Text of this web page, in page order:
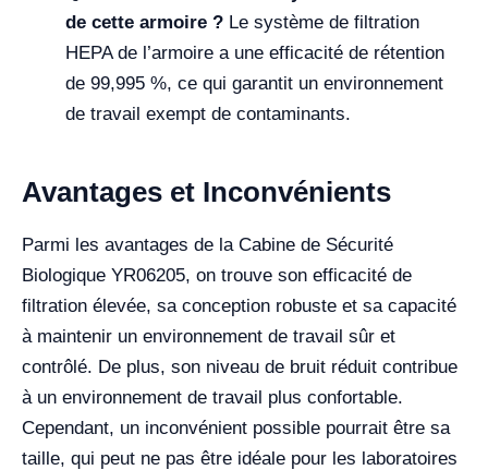
de cette armoire ? Le système de filtration
HEPA de l’armoire a une efficacité de rétention
de 99,995 %, ce qui garantit un environnement
de travail exempt de contaminants.
Avantages et Inconvénients
Parmi les avantages de la Cabine de Sécurité
Biologique YR06205, on trouve son efficacité de
filtration élevée, sa conception robuste et sa capacité
à maintenir un environnement de travail sûr et
contrôlé. De plus, son niveau de bruit réduit contribue
à un environnement de travail plus confortable.
Cependant, un inconvénient possible pourrait être sa
taille, qui peut ne pas être idéale pour les laboratoires